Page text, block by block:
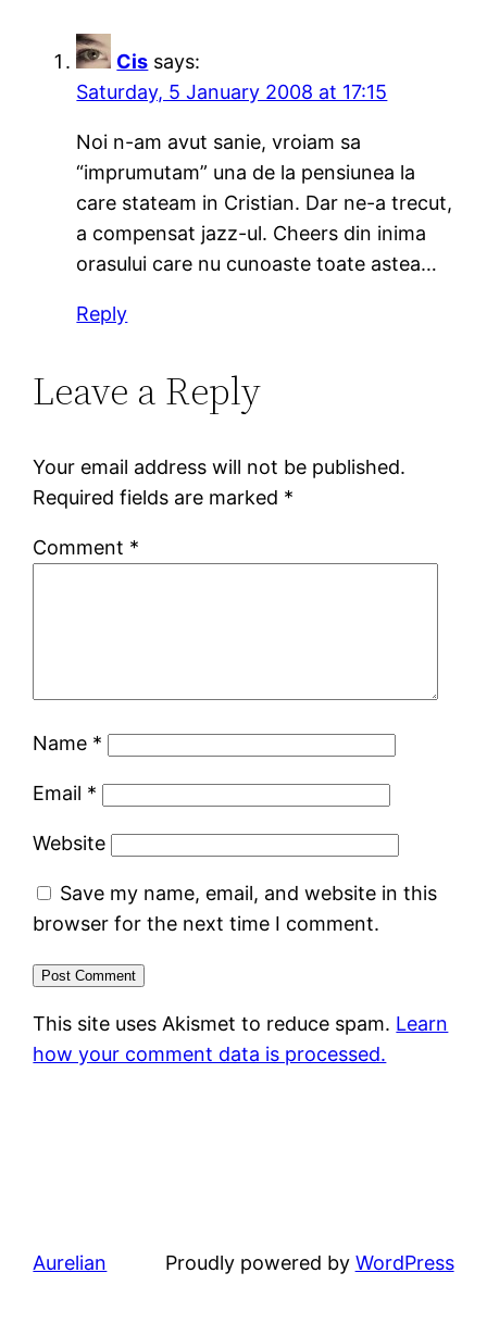
Cis says:
Saturday, 5 January 2008 at 17:15
Noi n-am avut sanie, vroiam sa
“imprumutam” una de la pensiunea la
care stateam in Cristian. Dar ne-a trecut,
a compensat jazz-ul. Cheers din inima
orasului care nu cunoaste toate astea…
Reply
Leave a Reply
Your email address will not be published.
Required fields are marked *
Comment *
Name *
Email *
Website
Save my name, email, and website in this
browser for the next time I comment.
This site uses Akismet to reduce spam. Learn
how your comment data is processed.
Aurelian Proudly powered by WordPress